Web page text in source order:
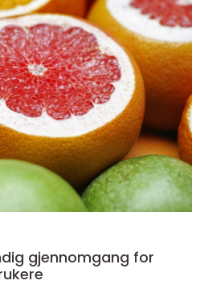
gjennomgang for